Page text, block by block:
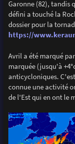
Garonne (82), tandis
défini a touché la
dossier pour la
https://
Avril a été marqué
marquée (jusqu'à
anticycloniques.
connue une activité
de l'Est qui en ont le